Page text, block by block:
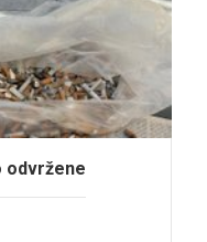
odvržene